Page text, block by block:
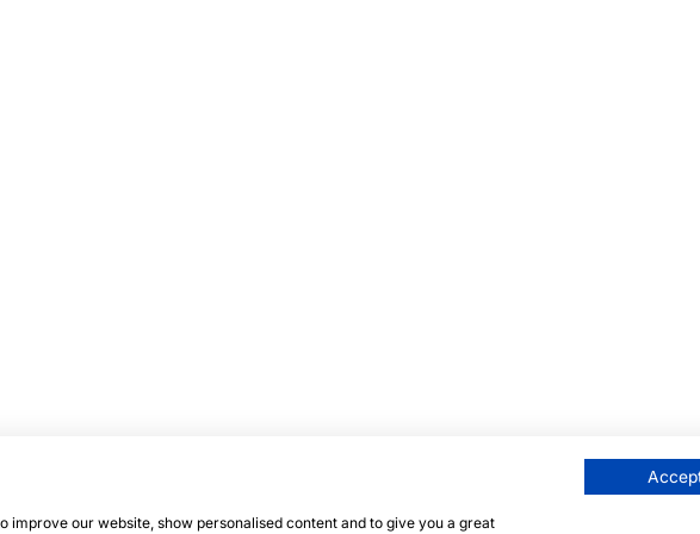
improve our website, show personalised content and to give you a great